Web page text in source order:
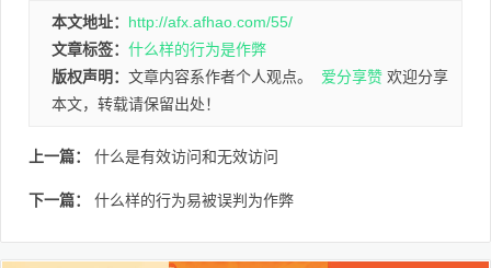
本文地址： http://afx.afhao.com/55/
文章标签： 什么样的行为是作弊
版权声明： 文章内容系作者个人观点。 爱分享赞 欢迎分享
本文，转载请保留出处！
上一篇： 什么是有效访问和无效访问
下一篇： 什么样的行为易被误判为作弊